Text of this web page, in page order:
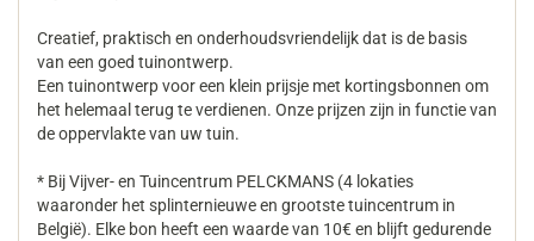
Creatief, praktisch en onderhoudsvriendelijk dat is de basis
van een goed tuinontwerp.
Een tuinontwerp voor een klein prijsje met kortingsbonnen om
het helemaal terug te verdienen. Onze prijzen zijn in functie van
de oppervlakte van uw tuin.
* Bij Vijver- en Tuincentrum PELCKMANS (4 lokaties
waaronder het splinternieuwe en grootste tuincentrum in
België). Elke bon heeft een waarde van 10€ en blijft gedurende